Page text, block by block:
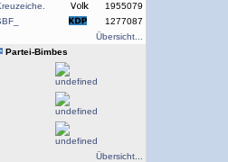
1955079
1277087
Übersicht...
Partei-Bimbes
Übersicht...